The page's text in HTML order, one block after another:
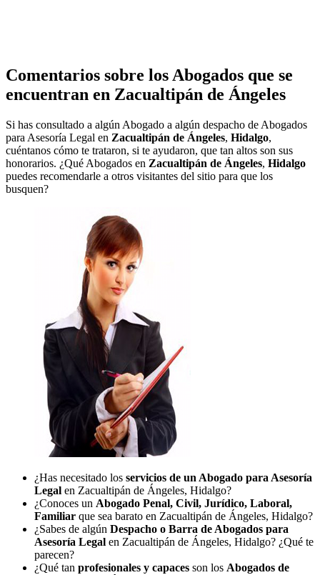
Comentarios sobre los Abogados que se
encuentran en Zacualtipán de Ángeles
Si has consultado a algún Abogado a algún despacho de Abogados
para Asesoría Legal en Zacualtipán de Ángeles, Hidalgo,
cuéntanos cómo te trataron, si te ayudaron, que tan altos son sus
honorarios. ¿Qué Abogados en Zacualtipán de Ángeles, Hidalgo
puedes recomendarle a otros visitantes del sitio para que los
busquen?
¿Has necesitado los servicios de un Abogado para Asesoría
Legal en Zacualtipán de Ángeles, Hidalgo?
¿Conoces un Abogado Penal, Civil, Jurídico, Laboral,
Familiar que sea barato en Zacualtipán de Ángeles, Hidalgo?
¿Sabes de algún Despacho o Barra de Abogados para
Asesoría Legal en Zacualtipán de Ángeles, Hidalgo? ¿Qué te
parecen?
¿Qué tan profesionales y capaces son los Abogados de